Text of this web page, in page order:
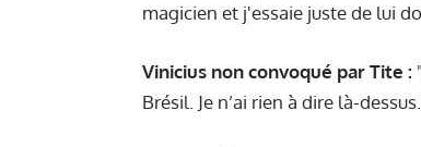
magicien et j'essaie juste de lui
Vinicius non convoqué par Tite :
Brésil. Je n’ai rien à dire là-